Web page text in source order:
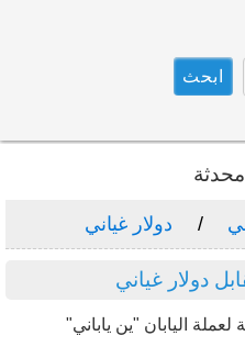
دولار غياني
دولار غياني
اليابان "ين ياباني"